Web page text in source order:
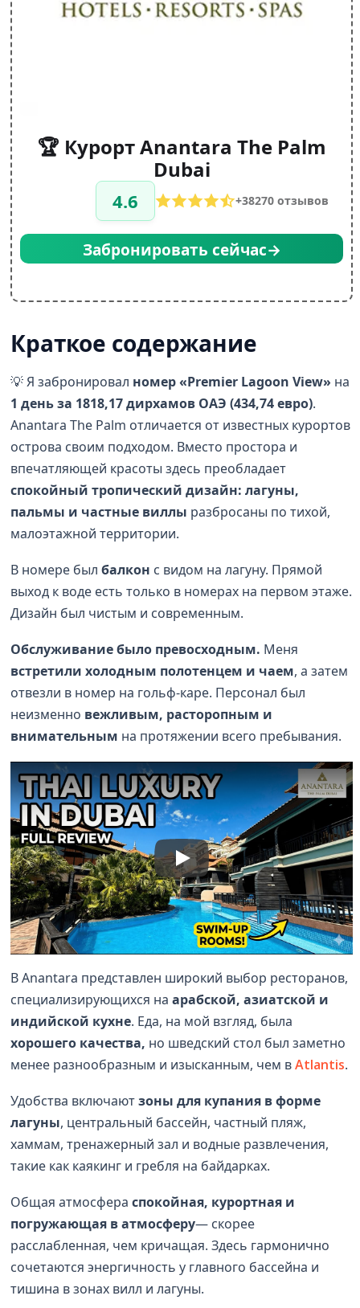
🏆 Курорт Anantara The Palm
Dubai
4.6 +38270 отзывов
Забронировать сейчас→
Краткое содержание
💡 Я забронировал номер «Premier Lagoon View» на
1 день за 1818,17 дирхамов ОАЭ (434,74 евро).
Anantara The Palm отличается от известных курортов
острова своим подходом. Вместо простора и
впечатляющей красоты здесь преобладает
спокойный тропический дизайн: лагуны,
пальмы и частные виллы разбросаны по тихой,
малоэтажной территории.
В номере былбалкон с видом на лагуну. Прямой
выход к воде есть только в номерах на первом этаже.
Дизайн был чистым и современным.
Обслуживание было превосходным. Меня
встретили холодным полотенцем и чаем, а затем
отвезли в номер на гольф-каре. Персонал был
неизменно вежливым, расторопным и
внимательным на протяжении всего пребывания.
В Anantara представлен широкий выбор ресторанов,
специализирующихся наарабской, азиатской и
индийской кухне. Еда, на мой взгляд, была
хорошего качества, но шведский стол был заметно
менее разнообразным и изысканным, чем вAtlantis.
Удобства включаютзоны для купания в форме
лагуны, центральный бассейн, частный пляж,
хаммам, тренажерный зал и водные развлечения,
такие как каякинг и гребля на байдарках.
Общая атмосфераспокойная, курортная и
погружающая в атмосферу— скорее
расслабленная, чем кричащая. Здесь гармонично
сочетаются энергичность у главного бассейна и
тишина в зонах вилл и лагуны.